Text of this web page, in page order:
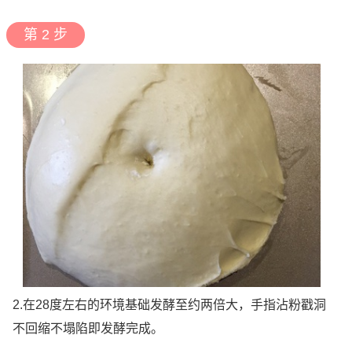
第 2 步
2.在28度左右的环境基础发酵至约两倍大，手指沾粉戳洞
不回缩不塌陷即发酵完成。